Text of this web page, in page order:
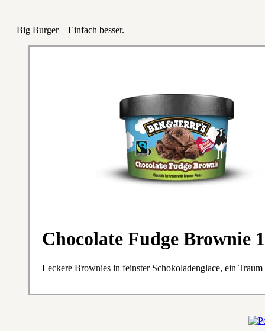
Big Burger – Einfach besser.
Chocolate Fudge Brownie
Leckere Brownies in feinster Schokoladenglace, ein